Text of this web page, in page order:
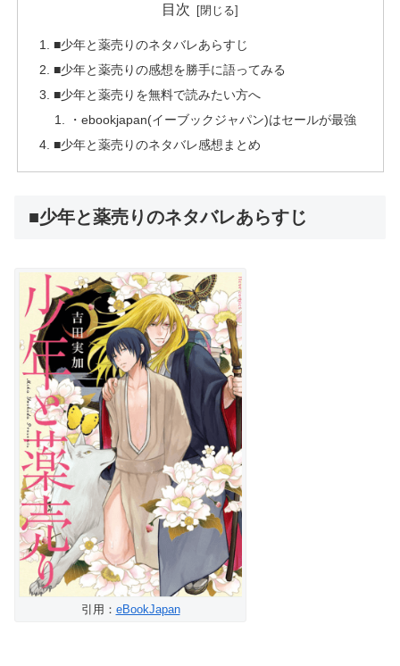
目次
■少年と薬売りのネタバレあらすじ
■少年と薬売りの感想を勝手に語ってみる
■少年と薬売りを無料で読みたい方へ
・ebookjapan(イーブックジャパン)はセールが最強
■少年と薬売りのネタバレ感想まとめ
■少年と薬売りのネタバレあらすじ
引用： eBookJapan